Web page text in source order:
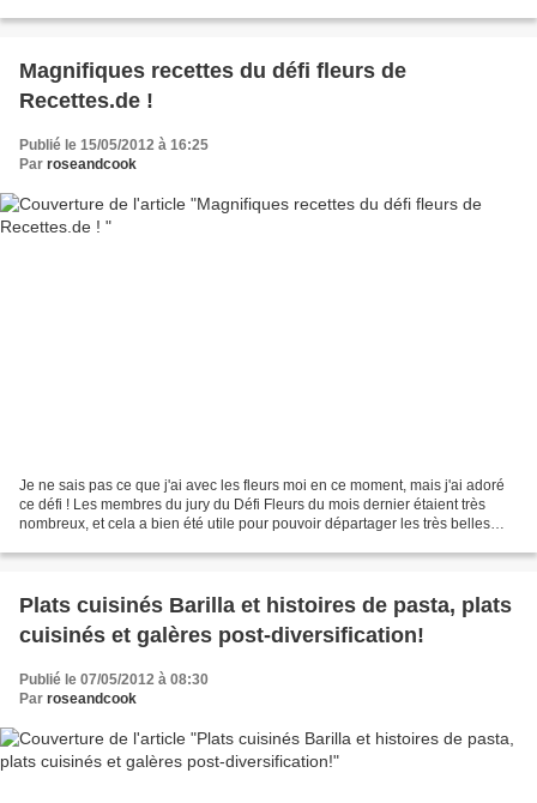
Magnifiques recettes du défi fleurs de
Recettes.de !
Publié le 15/05/2012 à 16:25
Par roseandcook
Je ne sais pas ce que j'ai avec les fleurs moi en ce moment, mais j'ai adoré
ce défi ! Les membres du jury du Défi Fleurs du mois dernier étaient très
nombreux, et cela a bien été utile pour pouvoir départager les très belles
Plats cuisinés Barilla et histoires de pasta, plats
cuisinés et galères post-diversification!
Publié le 07/05/2012 à 08:30
Par roseandcook